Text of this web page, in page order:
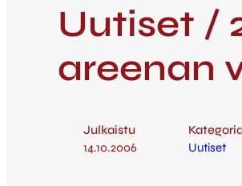
Uutiset /
areenan
Julkaistu
14.10.2006
Uutiset